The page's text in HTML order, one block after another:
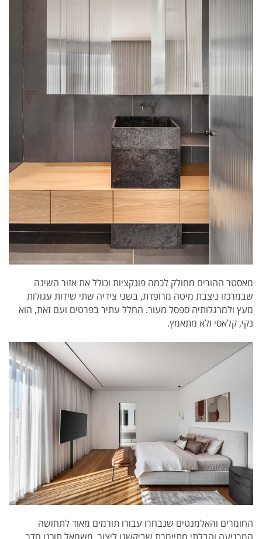
מאסטר ההורים מחולק לכמה פונקציות וכולל את אזור השינה
שבמרכזו ניצבת מיטה מרופדת, בשני צידיה שתי שידות עגולות
מעץ ולמרגלותיה ספסל מעור. החלל עתיר בפרטים ועם זאת, הוא
נקי, קלאסי ולא מתאמץ.
החומרים והאלמנטים שנבחרו עבורו תורמים מאוד לתחושה
המרגיעה והבלתי מתיימרת שביקשנו ליצור. משמאל תוכנן חדר